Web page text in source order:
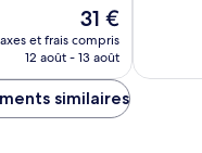
Le
nouveau
prix
de
31 €
et frais compris
12 août - 13 août
similaires